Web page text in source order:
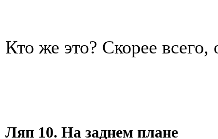
Кто же это? Скорее всего,
Ляп 10. На заднем плане